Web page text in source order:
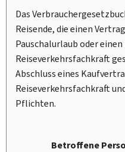
Das
Reisende, die einen
Pauschalurlaub oder
Reiseverkehrsfachkraft
Abschluss eines
Reiseverkehrsfachkraft
Pflichten.
Betroffene